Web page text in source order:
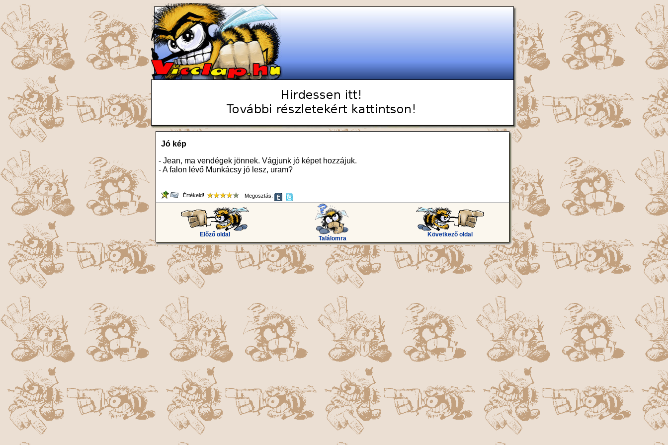
Jó kép
- Jean, ma vendégek jönnek. Vágjunk jó képet hozzájuk.
- A falon lévő Munkácsy jó lesz, uram?
Értékeld! Megosztás:
Előző oldal
Találomra
Következő oldal